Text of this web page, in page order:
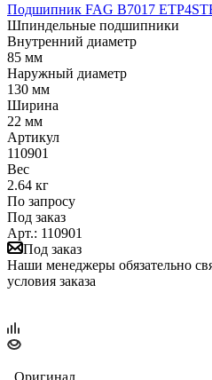
Подшипник FAG B7017
Шпиндельные подшипники
Внутренний диаметр
85 мм
Наружный диаметр
130 мм
Ширина
22 мм
Артикул
110901
Вес
2.64 кг
По запросу
Под заказ
Арт.: 110901
Под заказ
Наши менеджеры обязательно
условия заказа
Оригинал